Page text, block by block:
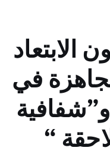
الابتعاد
في
و”شفافية
“